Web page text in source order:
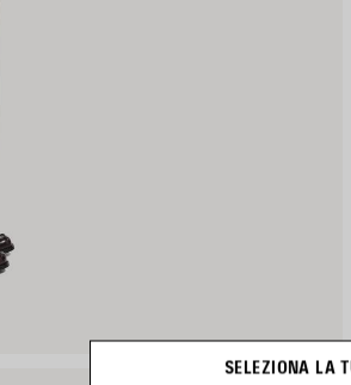
SELEZIONA LA